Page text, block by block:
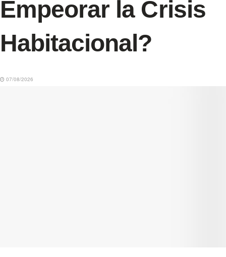
Empeorar la Crisis
Habitacional?
07/08/2026